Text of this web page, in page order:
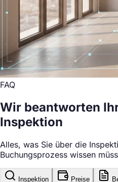
FAQ
Wir beantworten
Inspektion
Alles, was Sie über die
Buchungsprozess wissen
Inspektion Preise